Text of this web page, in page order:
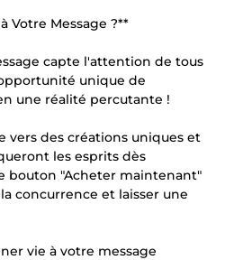
Votre Message ?**
capte l'attention de tous
unique de
une réalité percutante !
vers des créations uniques et
les esprits dès
bouton "Acheter maintenant"
concurrence et laisser une
vie à votre message